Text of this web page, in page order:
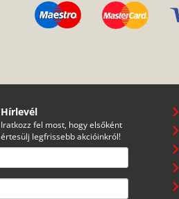
Hírlevél
Iratkozz fel most, hogy elsőként
értesülj legfrissebb akcióinkról!